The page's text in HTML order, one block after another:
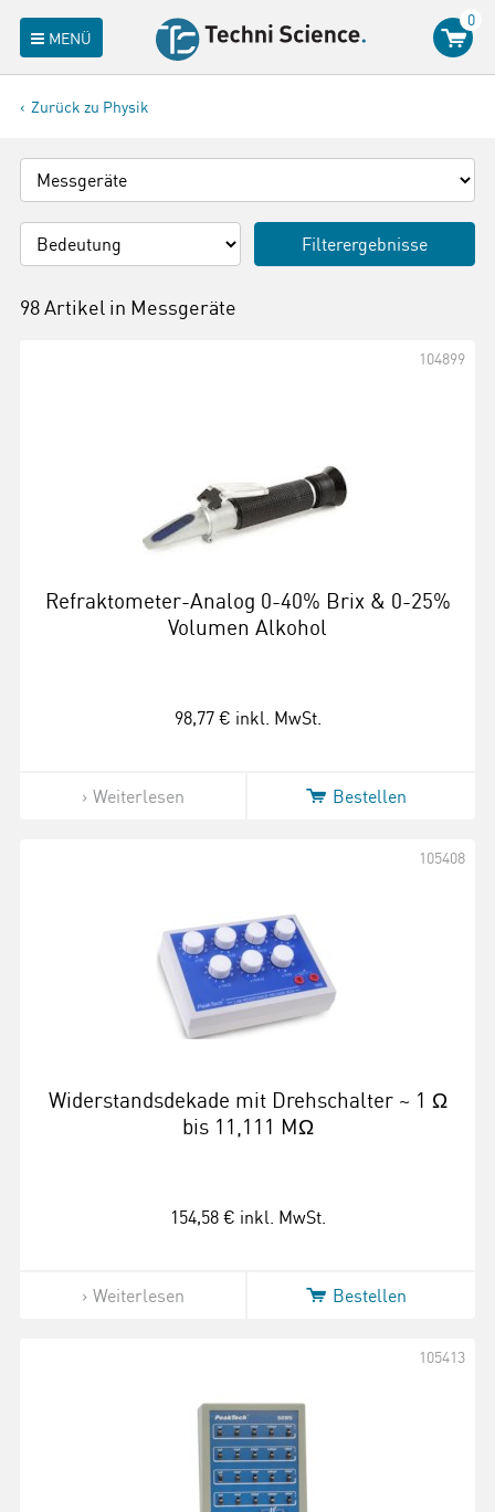
MENÜ
0
Zurück zu Physik
Filterergebnisse
98 Artikel in Messgeräte
Refraktometer-Analog 0-40% Brix & 0-25%
Volumen Alkohol
104899
98,77 € inkl. MwSt.
Weiterlesen Bestellen
Widerstandsdekade mit Drehschalter ~ 1 Ω
bis 11,111 MΩ
105408
154,58 € inkl. MwSt.
Weiterlesen Bestellen
105413